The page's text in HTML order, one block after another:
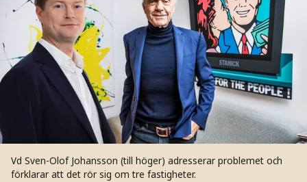
Vd Sven-Olof Johansson (till höger) adresserar problemet och
förklarar att det rör sig om tre fastigheter.